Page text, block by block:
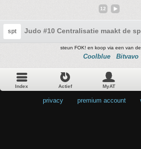
12
spt Judo #10 Centralisatie maakt de
steun FOK! en koop via een van
Coolblue Bitvavo
Index Actief MyAT
privacy premium account